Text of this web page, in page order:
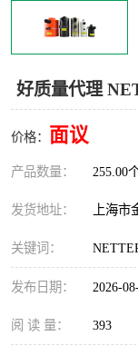
好质量代理
价格： 面议
产品数量： 255.00
发货地址： 上海市
关键词：
发布日期： 2026-
阅 读 量： 393
WICHITA
Warner Linear